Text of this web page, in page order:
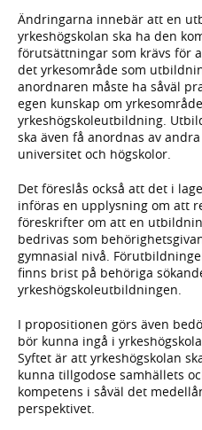
Ändringarna innebär att en
yrkeshögskolan ska ha den
förutsättningar som krävs för
det yrkesområde som
anordnaren måste ha såväl
egen kunskap om
yrkeshögskoleutbildning.
ska även få anordnas av
universitet och högskolor.
Det föreslås också att det i
införas en upplysning om att
föreskrifter om att en
bedrivas som
gymnasial nivå.
finns brist på behöriga
yrkeshögskoleutbildningen.
I propositionen görs även
bör kunna ingå i
Syftet är att yrkeshögskolan
kunna tillgodose samhällets
kompetens i såväl det
perspektivet.